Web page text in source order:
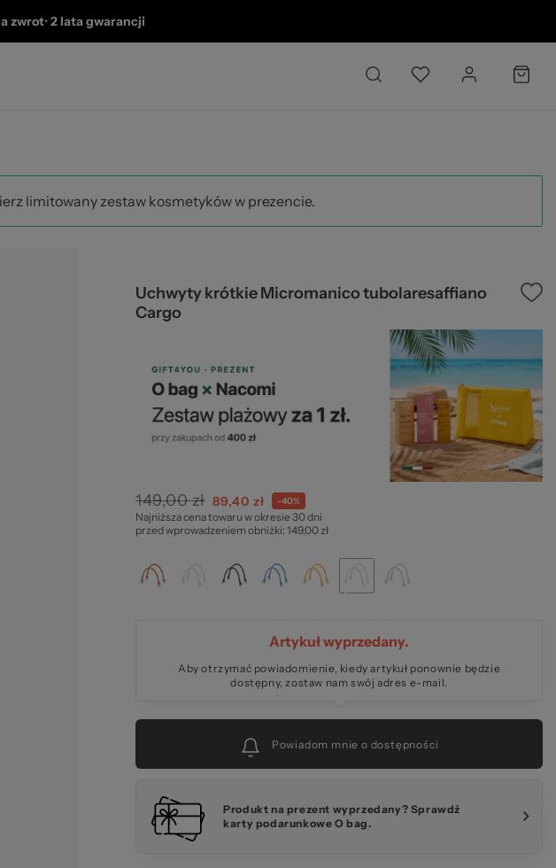
zwrot•2 lata gwarancji
limitowany zestaw kosmetyków w prezencie.
Uchwyty krótkie Micromanico tubolaresaffiano
Cargo
149,00 zł Cena
specjalna
89,40 zł -40%
Najniższa cena towaru w okresie 30 dni
przed wprowadzeniem obniżki: 149,00 zł
Artykuł wyprzedany.
Aby otrzymać powiadomienie, kiedy artykuł ponownie będzie
dostępny, zostaw nam swój adres e-mail.
Powiadom mnie o dostępności
Produkt na prezent wyprzedany? Sprawdź
karty podarunkowe O bag.